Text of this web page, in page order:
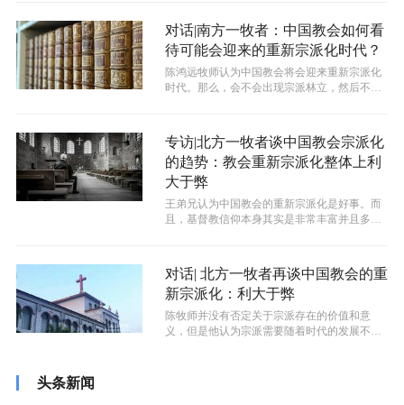
对话|南方一牧者：中国教会如何看
待可能会迎来的重新宗派化时代？
陈鸿远牧师认为中国教会将会迎来重新宗派化
时代。那么，会不会出现宗派林立，然后不同
专访|北方一牧者谈中国教会宗派化
的趋势：教会重新宗派化整体上利
大于弊
王弟兄认为中国教会的重新宗派化是好事。而
且，基督教信仰本身其实是非常丰富并且多元
对话| 北方一牧者再谈中国教会的重
新宗派化：利大于弊
陈牧师并没有否定关于宗派存在的价值和意
义，但是他认为宗派需要随着时代的发展不断
头条新闻